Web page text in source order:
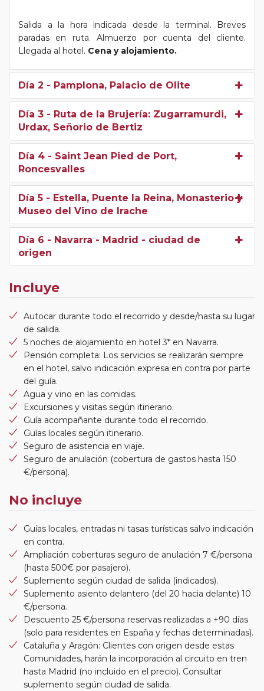
Salida a la hora indicada desde la terminal. Breves
paradas en ruta. Almuerzo por cuenta del cliente.
Llegada al hotel. Cena y alojamiento.
Día 2 - Pamplona, Palacio de Olite
Día 3 - Ruta de la Brujería: Zugarramurdi,
Urdax, Señorio de Bertiz
Día 4 - Saint Jean Pied de Port,
Roncesvalles
Día 5 - Estella, Puente la Reina, Monasterio y
Museo del Vino de Irache
Día 6 - Navarra - Madrid - ciudad de
origen
Incluye
Autocar durante todo el recorrido y desde/hasta su lugar
de salida.
5 noches de alojamiento en hotel 3* en Navarra.
Pensión completa: Los servicios se realizarán siempre
en el hotel, salvo indicación expresa en contra por parte
del guía.
Agua y vino en las comidas.
Excursiones y visitas según itinerario.
Guía acompañante durante todo el recorrido.
Guías locales según itinerario.
Seguro de asistencia en viaje.
Seguro de anulación (cobertura de gastos hasta 150
€/persona).
No incluye
Guías locales, entradas ni tasas turísticas salvo indicación
en contra.
Ampliación coberturas seguro de anulación 7 €/persona
(hasta 500€ por pasajero).
Suplemento según ciudad de salida (indicados).
Suplemento asiento delantero (del 20 hacia delante) 10
€/persona.
Descuento 25 €/persona reservas realizadas a +90 días
(solo para residentes en España y fechas determinadas).
Cataluña y Aragón: Clientes con origen desde estas
Comunidades, harán la incorporación al circuito en tren
hasta Madrid (no incluido en el precio). Consultar
suplemento según ciudad de salida.